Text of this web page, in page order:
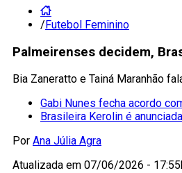
/Futebol Feminino
Palmeirenses decidem,
Bia Zaneratto e Tainá Maranhão
Gabi Nunes fecha acordo
Brasileira Kerolin é
Por Ana Júlia Agra
Atualizada em 07/06/2026 -